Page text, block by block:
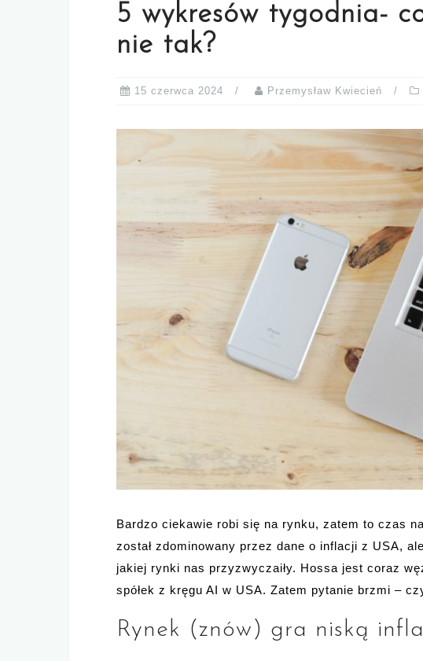
5 wykresów tygodnia-
nie tak?
15 czerwca 2024 Przemysław Kwiecień
Bardzo ciekawie robi się na rynku, zatem to czas
został zdominowany przez dane o inflacji z USA,
jakiej rynki nas przyzwyczaiły. Hossa jest coraz
spółek z kręgu AI w USA. Zatem pytanie brzmi –
Rynek (znów) gra niską